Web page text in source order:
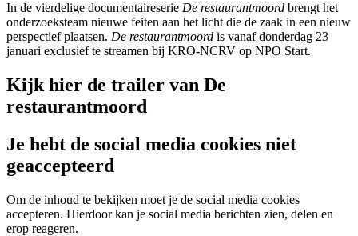
In de vierdelige documentaireserie De restaurantmoord brengt het
onderzoeksteam nieuwe feiten aan het licht die de zaak in een nieuw
perspectief plaatsen. De restaurantmoord is vanaf donderdag 23
januari exclusief te streamen bij KRO-NCRV op NPO Start.
Kijk hier de trailer van De
restaurantmoord
Je hebt de social media cookies niet
geaccepteerd
Om de inhoud te bekijken moet je de social media cookies
accepteren. Hierdoor kan je social media berichten zien, delen en
erop reageren.